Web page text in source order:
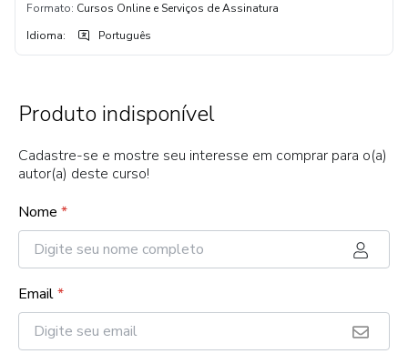
Formato: Cursos Online e Serviços de Assinatura
Idioma: Português
Produto indisponível
Cadastre-se e mostre seu interesse em comprar para o(a)
autor(a) deste curso!
Nome *
Email*